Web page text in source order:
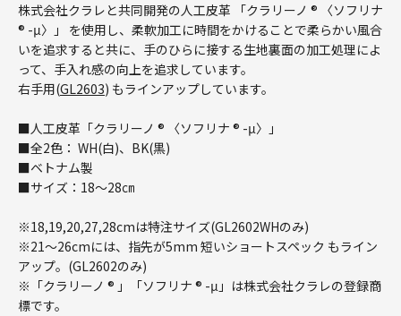
株式会社クラレと共同開発の人工皮革 「クラリーノ ® 〈ソフリナ
® -μ〉」 を使用し、柔軟加工に時間をかけることで柔らかい風合
いを追求すると共に、手のひらに接する生地裏面の加工処理によ
って、手入れ感の向上を追求しています。
右手用(GL2603) もラインアップしています。
■人工皮革「クラリーノ ® 〈ソフリナ ® -μ〉」
■全2色： WH(白)、BK(黒)
■ベトナム製
■サイズ：18～28㎝
※18,19,20,27,28cmは特注サイズ(GL2602WHのみ)
※21～26cmには、指先が5mm 短いショートスペック もライン
アップ。(GL2602のみ)
※「クラリーノ ® 」「ソフリナ ® -μ」は株式会社クラレの登録商
標です。